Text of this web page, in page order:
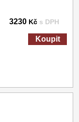
3230 Kč s DPH
Koupit